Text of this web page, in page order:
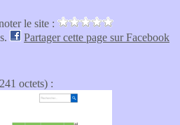
le site :
Partager cette page sur Facebook
octets) :